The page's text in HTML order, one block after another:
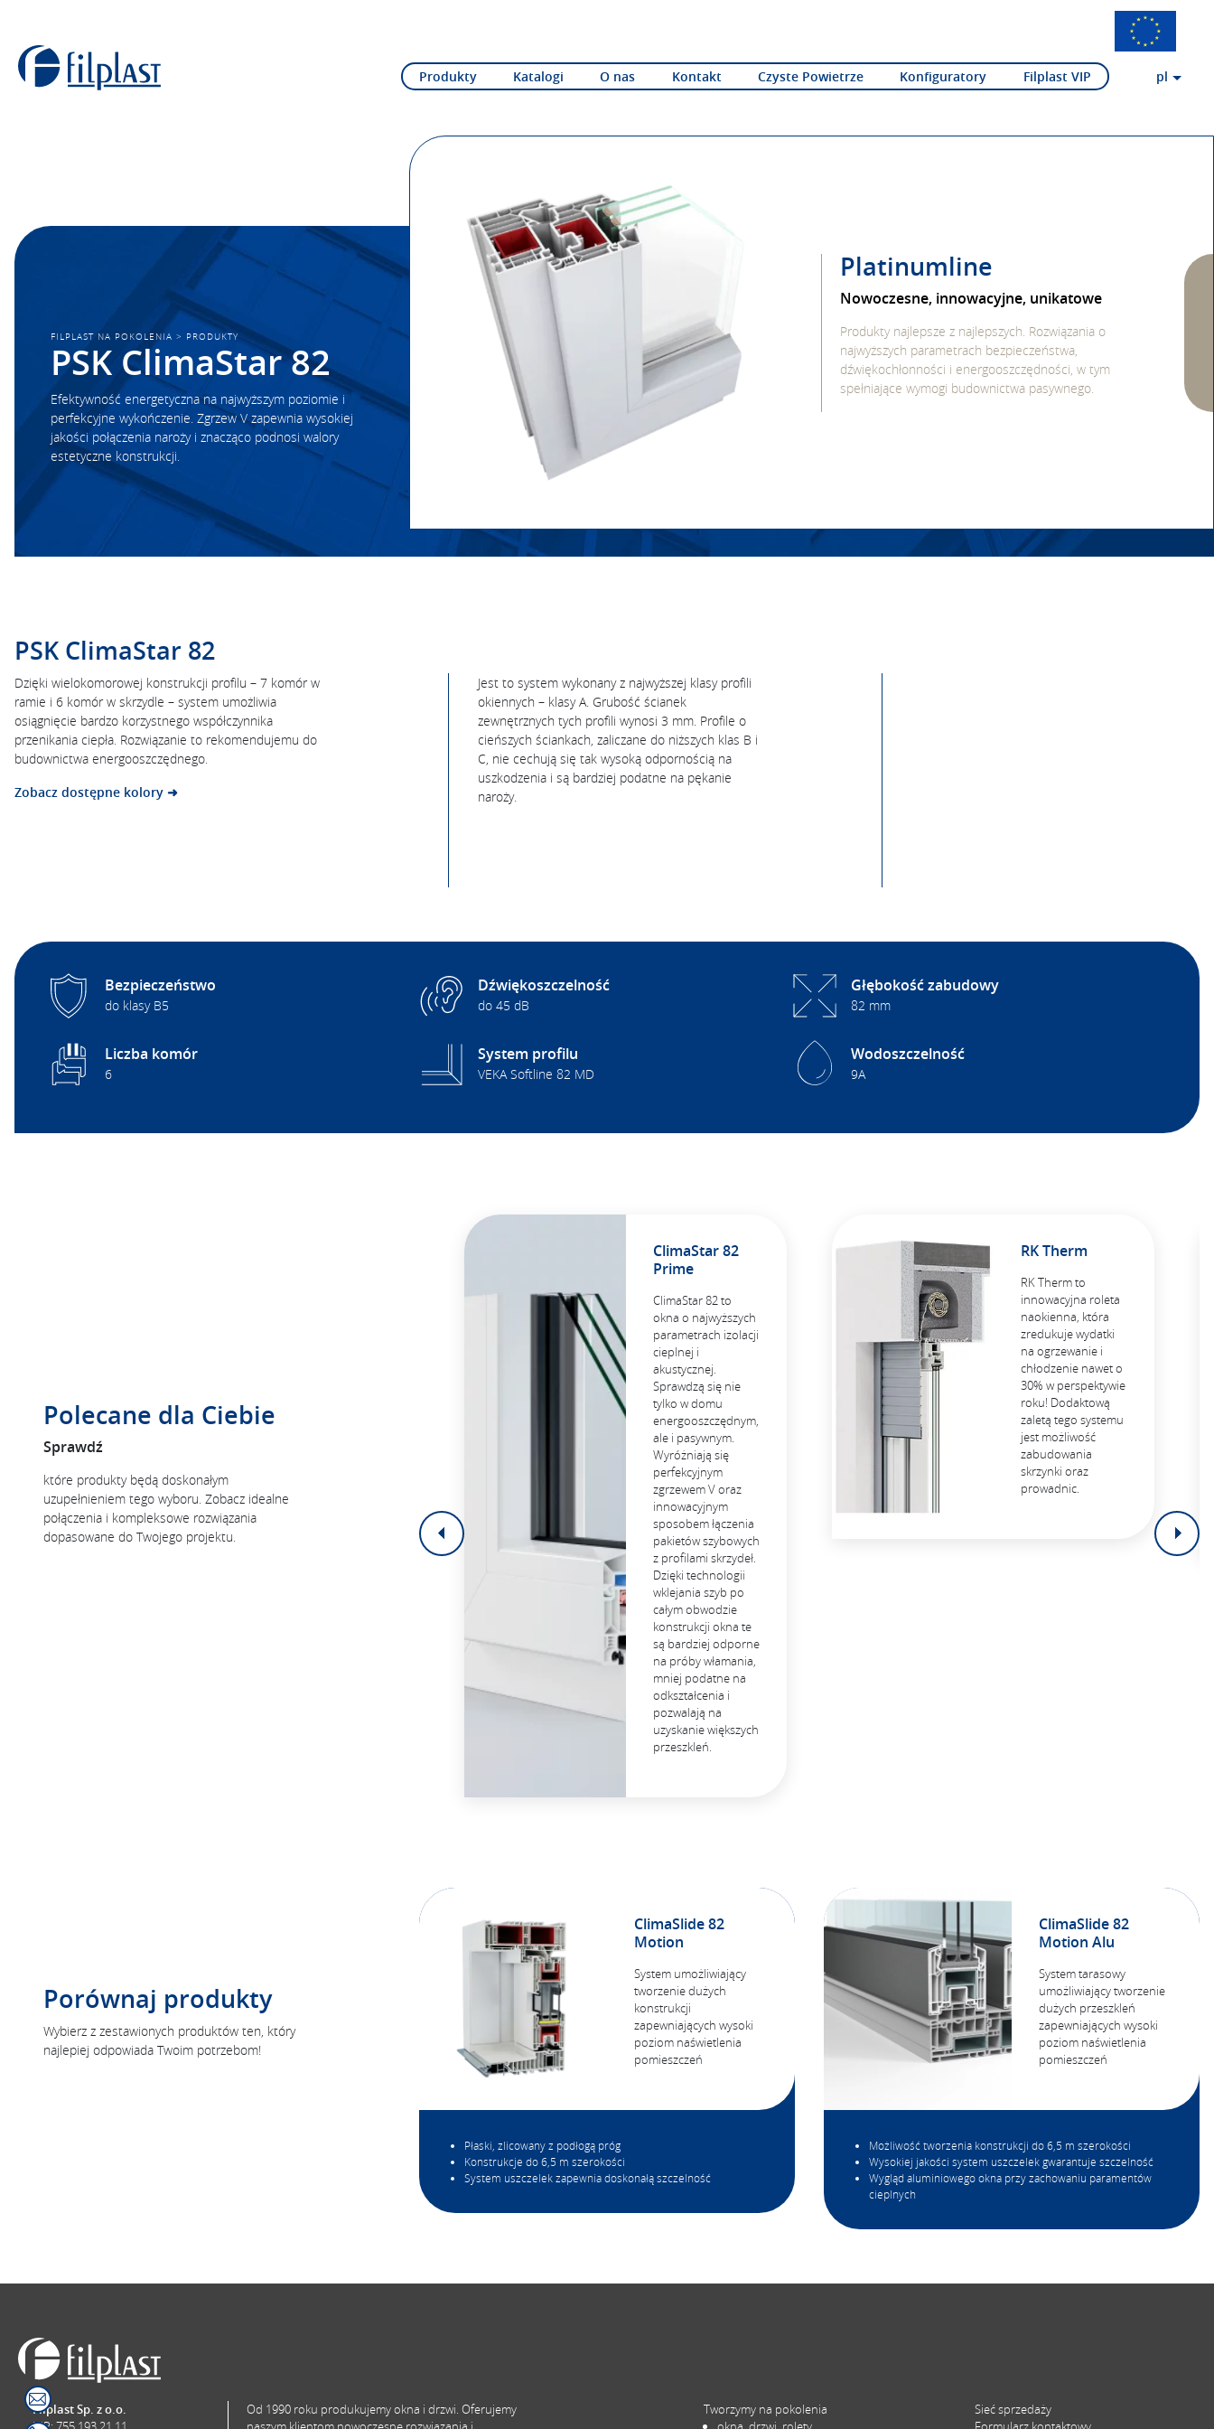
Produkty Katalogi O nas Kontakt Czyste Powietrze Konfiguratory Filplast VIP pl
Platinumline
Nowoczesne, innowacyjne, unikatowe
Produkty najlepsze z najlepszych. Rozwiązania o
najwyższych parametrach bezpieczeństwa,
dźwiękochłonności i energooszczędności, w tym
spełniające wymogi budownictwa pasywnego.
FILPLAST NA POKOLENIA > PRODUKTY
PSK ClimaStar 82
Efektywność energetyczna na najwyższym poziomie i
perfekcyjne wykończenie. Zgrzew V zapewnia wysokiej
jakości połączenia naroży i znacząco podnosi walory
estetyczne konstrukcji.
PSK ClimaStar 82
Dzięki wielokomorowej konstrukcji profilu – 7 komór w
ramie i 6 komór w skrzydle – system umożliwia
osiągnięcie bardzo korzystnego współczynnika
przenikania ciepła. Rozwiązanie to rekomendujemu do
budownictwa energooszczędnego.
Zobacz dostępne kolory ➜
Jest to system wykonany z najwyższej klasy profili
okiennych – klasy A. Grubość ścianek
zewnętrznych tych profili wynosi 3 mm. Profile o
cieńszych ściankach, zaliczane do niższych klas B i
C, nie cechują się tak wysoką odpornością na
uszkodzenia i są bardziej podatne na pękanie
naroży.
Bezpieczeństwo
do klasy B5
Dźwiękoszczelność
do 45 dB
Głębokość zabudowy
82 mm
Liczba komór
6
System profilu
VEKA Softline 82 MD
Wodoszczelność
9A
Polecane dla Ciebie
Sprawdź
które produkty będą doskonałym
uzupełnieniem tego wyboru. Zobacz idealne
połączenia i kompleksowe rozwiązania
dopasowane do Twojego projektu.
ClimaStar 82
Prime
ClimaStar 82 to
okna o najwyższych
parametrach izolacji
cieplnej i
akustycznej.
Sprawdzą się nie
tylko w domu
energooszczędnym,
ale i pasywnym.
Wyróżniają się
perfekcyjnym
zgrzewem V oraz
innowacyjnym
sposobem łączenia
pakietów szybowych
z profilami skrzydeł.
Dzięki technologii
wklejania szyb po
całym obwodzie
konstrukcji okna te
są bardziej odporne
na próby włamania,
mniej podatne na
odkształcenia i
pozwalają na
uzyskanie większych
przeszkleń.
RK Therm
RK Therm to
innowacyjna roleta
naokienna, która
zredukuje wydatki
na ogrzewanie i
chłodzenie nawet o
30% w perspektywie
roku! Dodaktową
zaletą tego systemu
jest możliwość
zabudowania
skrzynki oraz
prowadnic.
Porównaj produkty
Wybierz z zestawionych produktów ten, który
najlepiej odpowiada Twoim potrzebom!
ClimaSlide 82
Motion
System umożliwiający
tworzenie dużych
konstrukcji
zapewniających wysoki
poziom naświetlenia
pomieszczeń
Płaski, zlicowany z podłogą próg
Konstrukcje do 6,5 m szerokości
System uszczelek zapewnia doskonałą szczelność
ClimaSlide 82
Motion Alu
System tarasowy
umożliwiający tworzenie
dużych przeszkleń
zapewniających wysoki
poziom naświetlenia
pomieszczeń
Możliwość tworzenia konstrukcji do 6,5 m szerokości
Wysokiej jakości system uszczelek gwarantuje szczelność
Wygląd aluminiowego okna przy zachowaniu paramentów
cieplnych
Filplast Sp. z o.o.
Od 1990 roku produkujemy okna i drzwi. Oferujemy
Tworzymy na pokolenia
Sieć sprzedaży